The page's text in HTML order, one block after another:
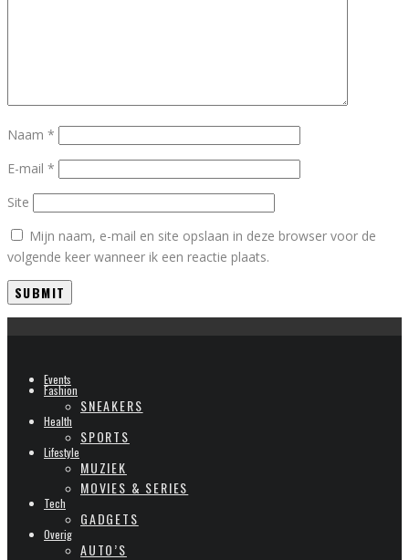
Naam *
E-mail *
Site
Mijn naam, e-mail en site opslaan in deze browser voor de
volgende keer wanneer ik een reactie plaats.
Events
Fashion
SNEAKERS
Health
SPORTS
Lifestyle
MUZIEK
MOVIES & SERIES
Tech
GADGETS
Overig
AUTO’S